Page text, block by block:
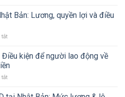
tần
tật
tỉnh
Nhật
Bản
#Bạn
Bản: Lương, quyền lợi và điều
tắtở
sư
dựng
Nhật
Lương,
Điều kiện để người lao động về
tắtở
Nenkin